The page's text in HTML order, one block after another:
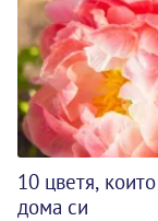
10 цветя,
дома си